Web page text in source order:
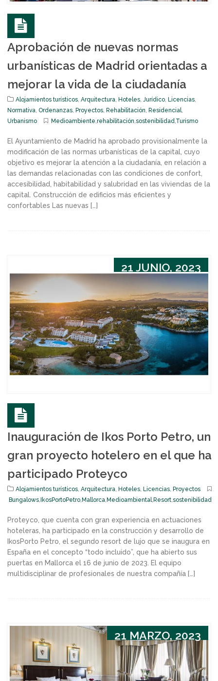
Aprobación de nuevas normas
urbanísticas de Madrid orientadas a
mejorar la vida de la ciudadanía
Alojamientos turísticos, Arquitectura, Hoteles, Jurídico, Licencias,
Normativa, Ordenanzas, Proyectos, Rehabilitación, Residencial,
Urbanismo
Medioambiente,rehabilitación,sostenibilidad,Turismo
El Ayuntamiento de Madrid ha aprobado provisionalmente la
modificación de las normas urbanísticas de la capital, cuyo
objetivo es mejorar la atención a la ciudadanía, en relación a
las demandas relacionadas con las condiciones de confort,
accesibilidad, habitabilidad y salubridad en las viviendas de la
capital. Construcción de edificios más eficientes y
confortables Las nuevas […]
21 JUNIO, 2023
Inauguración de Ikos Porto Petro, un
gran proyecto hotelero en el que ha
participado Proteyco
Alojamientos turísticos, Arquitectura, Hoteles, Licencias, Proyectos
Bungalows, IkosPortoPetro, Mallorca, Medioambiental, Resort,sostenibilidad
Proteyco, que cuenta con gran experiencia en actuaciones
hoteleras, ha participado en la construcción y desarrollo de
IkosPorto Petro, el segundo resort de lujo que se inaugura en
España en el concepto “todo incluido”, que ha abierto sus
puertas en Mallorca el 16 de junio de 2023. El equipo
multidisciplinar de profesionales de nuestra compañía […]
21 MARZO, 2023